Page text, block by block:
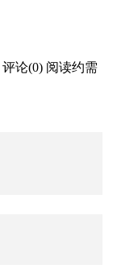
评论(0) 阅读约需